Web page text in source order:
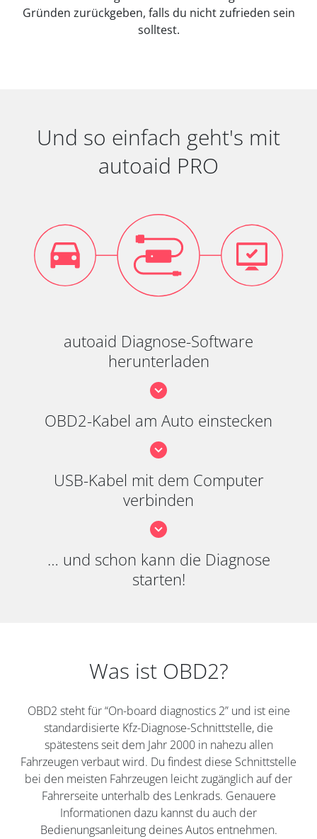
Gründen zurückgeben, falls du nicht zufrieden sein
solltest.
Und so einfach geht's mit
autoaid PRO
autoaid Diagnose-Software
herunterladen
OBD2-Kabel am Auto einstecken
USB-Kabel mit dem Computer
verbinden
… und schon kann die Diagnose
starten!
Was ist OBD2?
OBD2 steht für “On-board diagnostics 2” und ist eine
standardisierte Kfz-Diagnose-Schnittstelle, die
spätestens seit dem Jahr 2000 in nahezu allen
Fahrzeugen verbaut wird. Du findest diese Schnittstelle
bei den meisten Fahrzeugen leicht zugänglich auf der
Fahrerseite unterhalb des Lenkrads. Genauere
Informationen dazu kannst du auch der
Bedienungsanleitung deines Autos entnehmen.